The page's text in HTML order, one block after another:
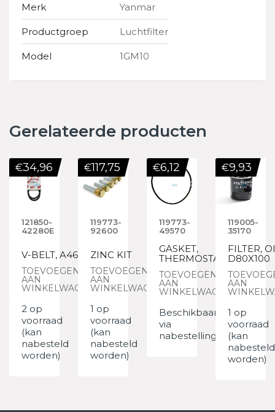
Merk Yanmar
Productgroep Luchtfilter
Model 1GM10
Gerelateerde producten
121850-
42280E
V-BELT, A46
TOEVOEGEN
AAN
WINKELWAGEN
€34,96
2 op
voorraad
(kan
nabesteld
worden)
119773-
92600
ZINC KIT
TOEVOEGEN
AAN
WINKELWAGEN
€117,75
1 op
voorraad
(kan
nabesteld
worden)
119773-
49570
GASKET,
THERMOSTAT
TOEVOEGEN
AAN
WINKELWAGEN
€6,12
Beschikbaar
via
nabestelling
119005-
35170
FILTER,
D80X100
AAN
€9,93
1 op
voorraad
(kan
nabesteld
worden)